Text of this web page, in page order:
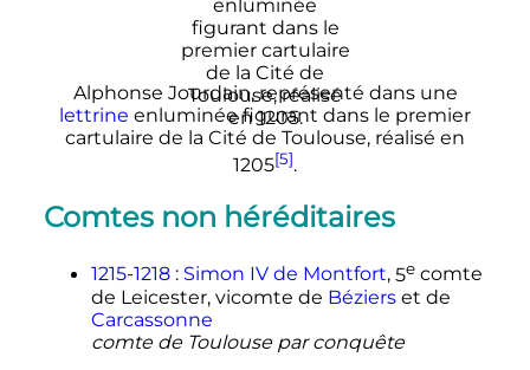
Alphonse Jourdain, représenté dans une
lettrine enluminée figurant dans le premier
cartulaire de la Cité de Toulouse, réalisé en
1205[5].
Comtes non héréditaires
1215-1218 : Simon IVde Montfort, 5ecomte
de Leicester, vicomte de Bézierset de
Carcassonne
comte de Toulouse par conquête